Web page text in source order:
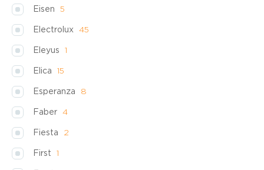
Eisen 5
Electrolux 45
Eleyus 1
Elica 15
Esperanza 8
Faber 4
Fiesta 2
First 1